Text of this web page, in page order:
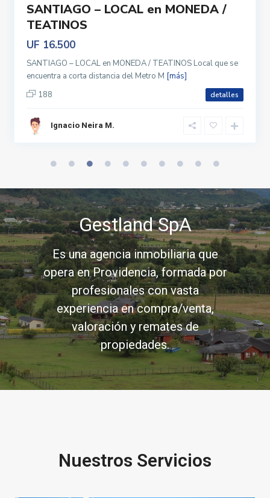
SANTIAGO – LOCAL en MONEDA /
TEATINOS
UF 16.500
SANTIAGO – LOCAL en MONEDA / TEATINOS Local que se
encuentra a corta distancia del Metro M [más]
188
detalles
Ignacio Neira M.
Gestland SpA
Es una agencia inmobiliaria que
opera en Providencia, formada por
profesionales con vasta
experiencia en compra/venta,
valoración y remates de
propiedades.
Nuestros Servicios